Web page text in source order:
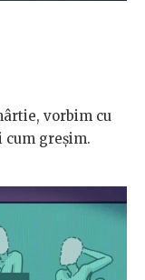
vorbim cu
cum greșim.